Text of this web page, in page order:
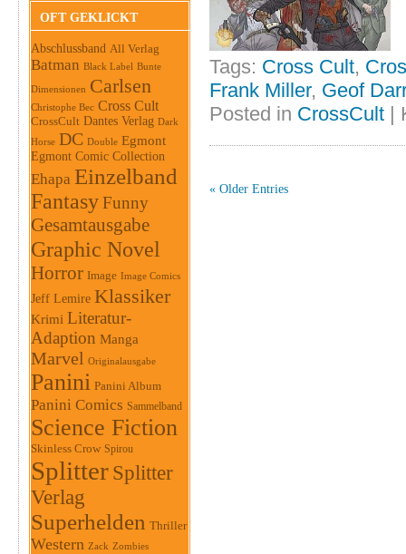
OFT GEKLICKT
Abschlussband All Verlag
Batman Black Label Bunte
Dimensionen Carlsen
Christophe Bec Cross Cult
CrossCult Dantes Verlag Dark
Horse DC Double Egmont
Egmont Comic Collection
Ehapa Einzelband
FantasyFunny
Gesamtausgabe
Graphic Novel
Horror Image Image Comics
Jeff Lemire Klassiker
Krimi Literatur-
Adaption Manga
Marvel Originalausgabe
Panini Panini Album
Panini Comics Sammelband
Science Fiction
Skinless Crow Spirou
Splitter Splitter
Verlag
Superhelden Thriller
Western Zack Zombies
Tags: Cross Cult,
Frank Miller, Geof
Posted in CrossCult |
« Older Entries